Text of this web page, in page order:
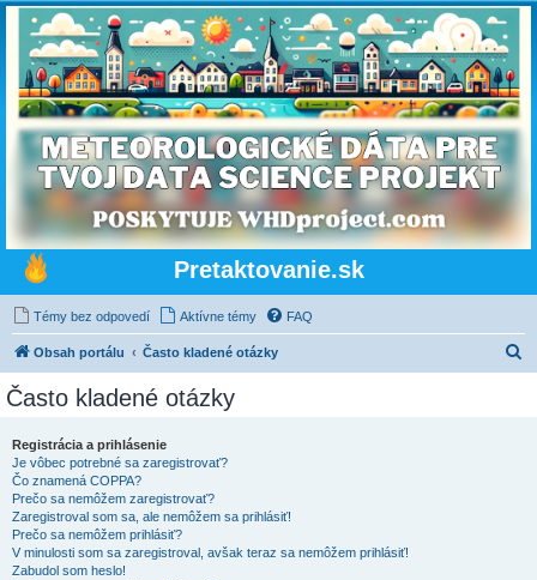
Pretaktovanie.sk
Témy bez odpovedí Aktívne témy FAQ
Obsah portálu Často kladené otázky
Často kladené otázky
Registrácia a prihlásenie
Je vôbec potrebné sa zaregistrovať?
Čo znamená COPPA?
Prečo sa nemôžem zaregistrovať?
Zaregistroval som sa, ale nemôžem sa prihlásiť!
Prečo sa nemôžem prihlásiť?
V minulosti som sa zaregistroval, avšak teraz sa nemôžem prihlásiť!
Zabudol som heslo!